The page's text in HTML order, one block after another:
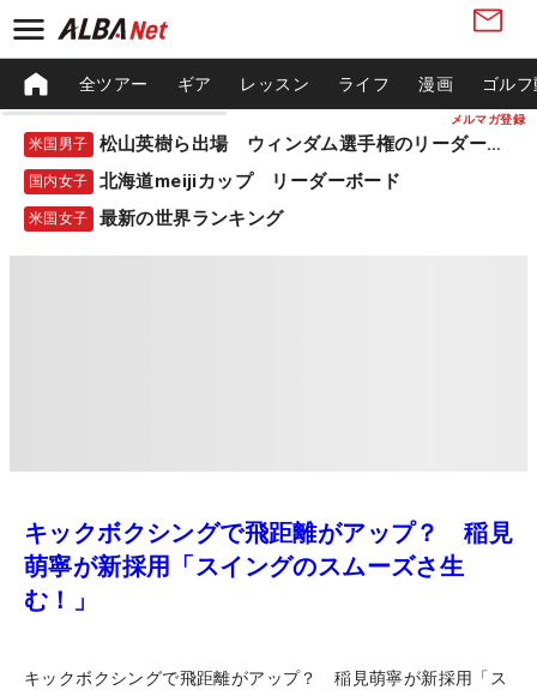
メルマガ登録
全ツアー ギア レッスン ライフ 漫画 ゴル
米国男子 松山英樹ら出場 ウィンダム選手権のリーダーボード
国内女子 北海道meijiカップ リーダーボード
米国女子 最新の世界ランキング
キックボクシングで飛距離がアップ？ 稲見
萌寧が新採用「スイングのスムーズさ生
む！」
キックボクシングで飛距離がアップ？ 稲見萌寧が新採用「ス